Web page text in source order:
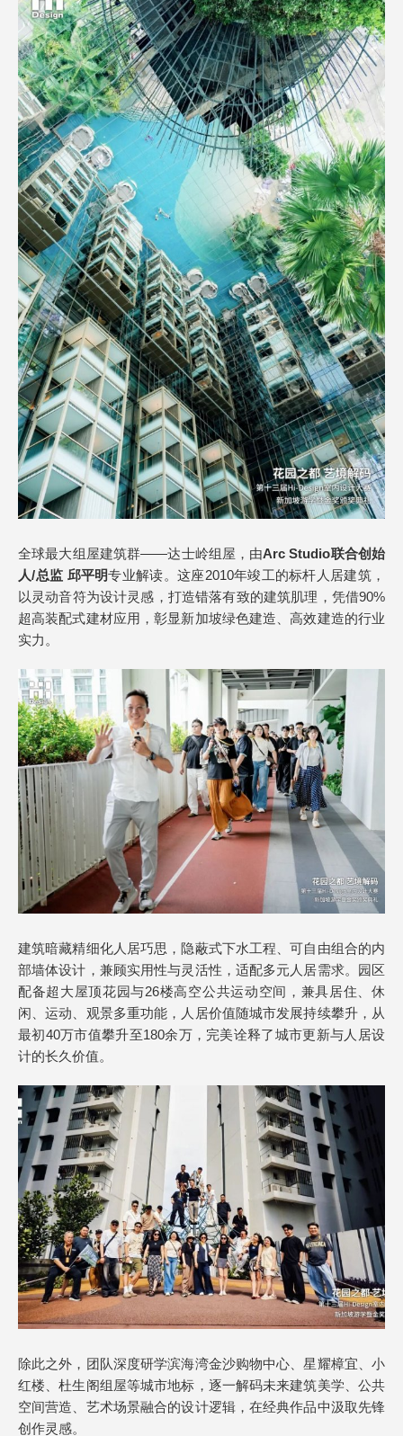
全球最大组屋建筑群——达士岭组屋，由Arc Studio联合创始
人/总监 邱平明专业解读。这座2010年竣工的标杆人居建筑，
以灵动音符为设计灵感，打造错落有致的建筑肌理，凭借90%
超高装配式建材应用，彰显新加坡绿色建造、高效建造的行业
实力。
建筑暗藏精细化人居巧思，隐蔽式下水工程、可自由组合的内
部墙体设计，兼顾实用性与灵活性，适配多元人居需求。园区
配备超大屋顶花园与26楼高空公共运动空间，兼具居住、休
闲、运动、观景多重功能，人居价值随城市发展持续攀升，从
最初40万市值攀升至180余万，完美诠释了城市更新与人居设
计的长久价值。
除此之外，团队深度研学滨海湾金沙购物中心、星耀樟宜、小
红楼、杜生阁组屋等城市地标，逐一解码未来建筑美学、公共
空间营造、艺术场景融合的设计逻辑，在经典作品中汲取先锋
创作灵感。